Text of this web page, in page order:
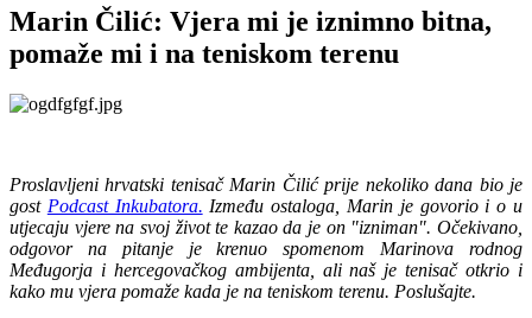
Marin Čilić: Vjera mi je iznimno bitna,
pomaže mi i na teniskom terenu
Proslavljeni hrvatski tenisač Marin Čilić prije nekoliko dana bio je
gost Podcast Inkubatora. Između ostaloga, Marin je govorio i o u
utjecaju vjere na svoj život te kazao da je on "izniman". Očekivano,
odgovor na pitanje je krenuo spomenom Marinova rodnog
Međugorja i hercegovačkog ambijenta, ali naš je tenisač otkrio i
kako mu vjera pomaže kada je na teniskom terenu. Poslušajte.